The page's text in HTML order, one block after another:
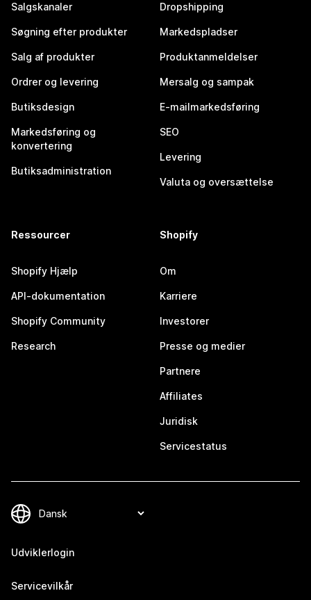
Salgskanaler
Søgning efter produkter
Salg af produkter
Ordrer og levering
Butiksdesign
Markedsføring og
konvertering
Butiksadministration
Dropshipping
Markedspladser
Produktanmeldelser
Mersalg og sampak
E-mailmarkedsføring
SEO
Levering
Valuta og oversættelse
Ressourcer
Shopify Hjælp
API-dokumentation
Shopify Community
Research
Shopify
Om
Karriere
Investorer
Presse og medier
Partnere
Affiliates
Juridisk
Servicestatus
Udviklerlogin
Servicevilkår